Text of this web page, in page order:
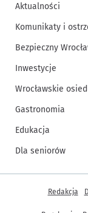
Aktualności
Komunikaty i
Bezpieczny
Inwestycje
Wrocławskie
Gastronomia
Edukacja
Dla seniorów
Inne
Redakcja